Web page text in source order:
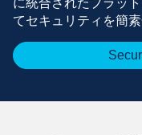
に統合されたプラッ
てセキュリティを簡